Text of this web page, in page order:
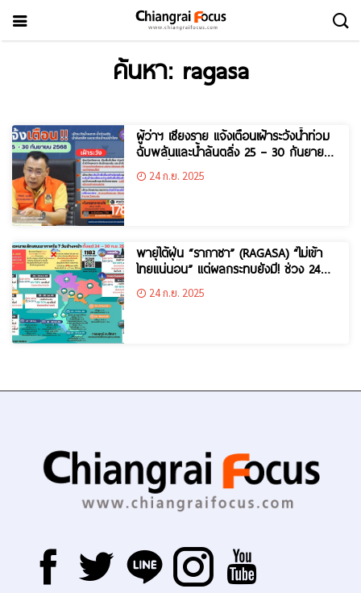
ค้นหา: ragasa
ผู้ว่าฯ เชียงราย แจ้งเตือนเฝ้าระวังน้ำท่วม
ฉับพลันและน้ำล้นตลิ่ง 25 – 30 กันยายน
2568 นี้24 ก.ย. 2025
พายุไต้ฝุ่น “รากาซา” (RAGASA) “ไม่เข้า
ไทยแน่นอน” แต่ผลกระทบยังมี! ช่วง 24–
27 ก.ย. 68
24 ก.ย. 2025